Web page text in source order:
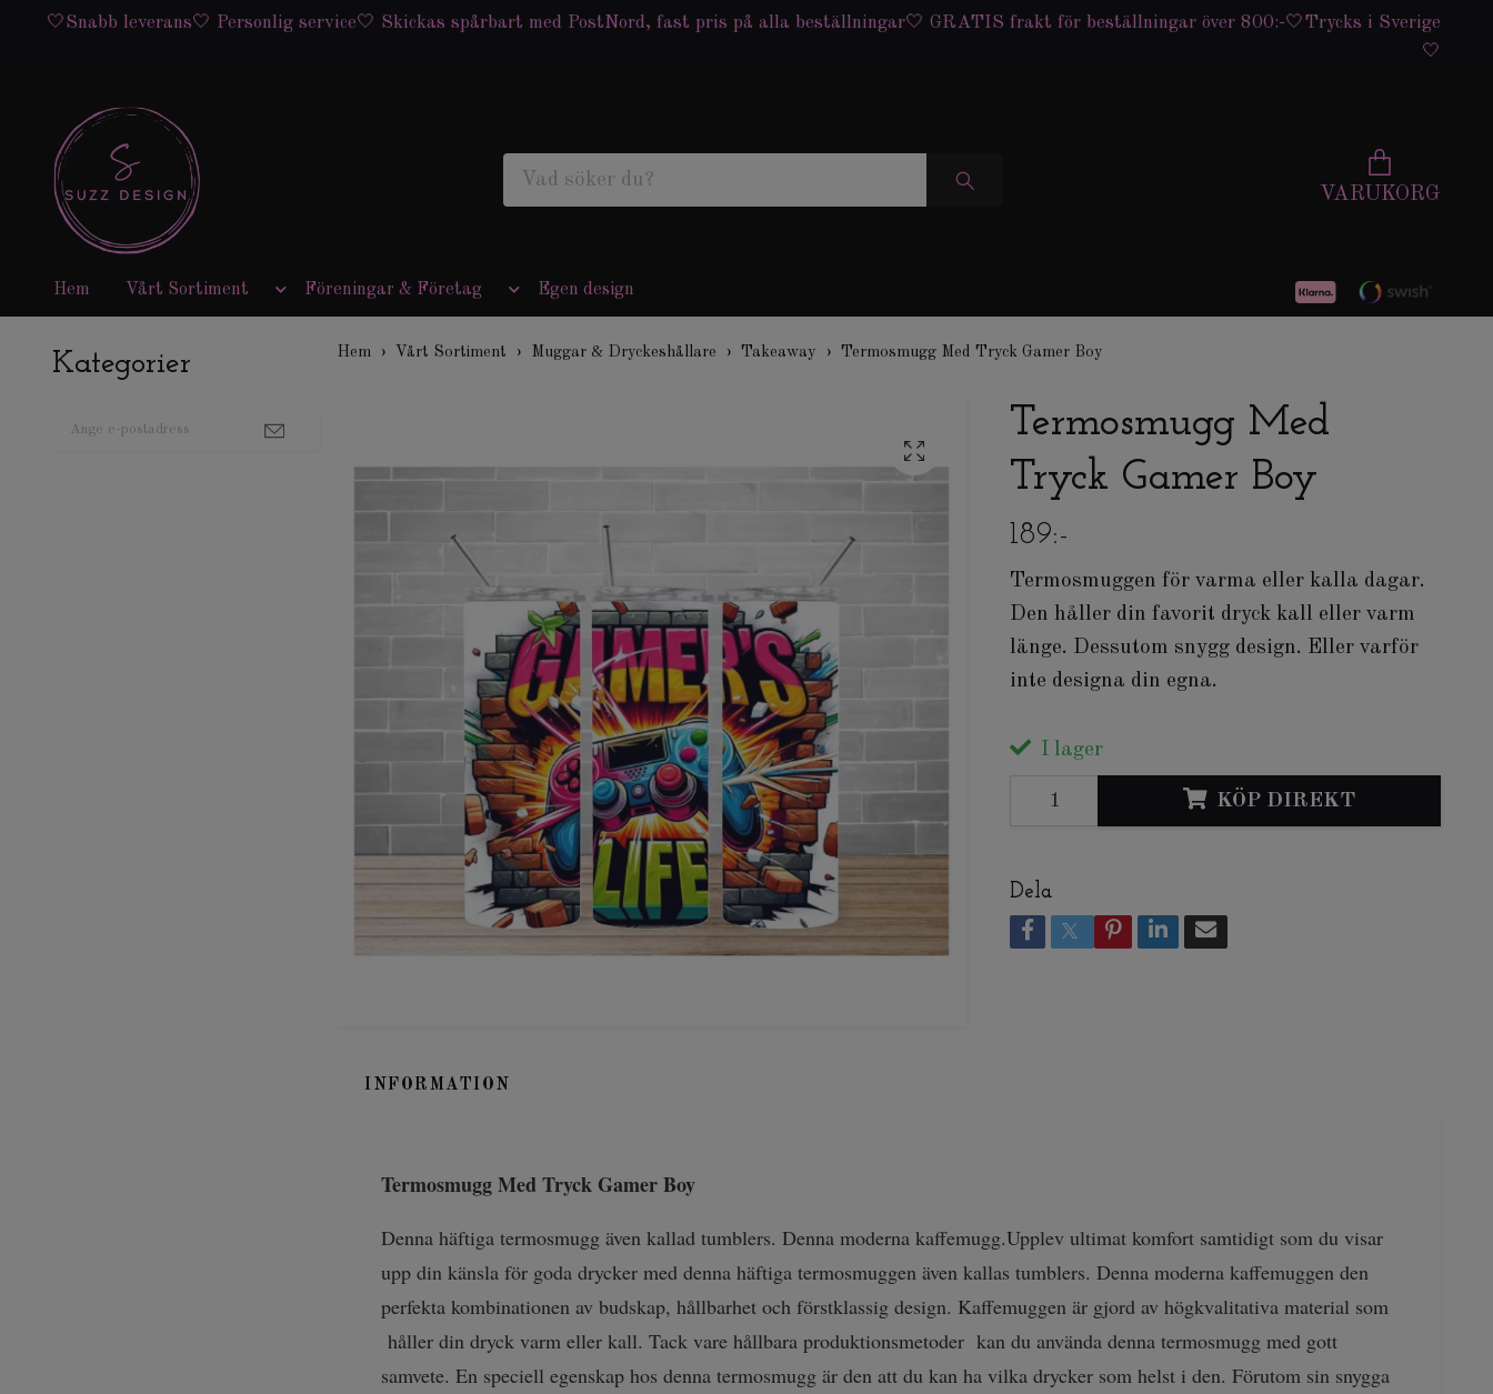
🤍Snabb leverans🤍 Personlig service🤍 Skickas spårbart med PostNord, fast pris på alla beställningar🤍 GRATIS frakt för beställningar över 800:-🤍Trycks i Sverige
🤍
VARUKORG
Hem Vårt Sortiment Föreningar & Företag Egen design
Kategorier Hem Vårt Sortiment Muggar & Dryckeshållare Takeaway Termosmugg Med Tryck Gamer Boy
Termosmugg Med
Tryck Gamer Boy
189:-
Termosmuggen för varma eller kalla dagar.
Den håller din favorit dryck kall eller varm
länge. Dessutom snygg design. Eller varför
inte designa din egna.
I lager
KÖP DIREKT
Dela
INFORMATION
Termosmugg Med Tryck Gamer Boy
Denna häftiga termosmugg även kallad tumblers. Denna moderna kaffemugg.Upplev ultimat komfort samtidigt som du visar
upp din känsla för goda drycker med denna häftiga termosmuggen även kallas tumblers. Denna moderna kaffemuggen den
perfekta kombinationen av budskap, hållbarhet och förstklassig design. Kaffemuggen är gjord av högkvalitativa material som
håller din dryck varm eller kall. Tack vare hållbara produktionsmetoder kan du använda denna termosmugg med gott
samvete. En speciell egenskap hos denna termosmugg är den att du kan ha vilka drycker som helst i den. Förutom sin snygga